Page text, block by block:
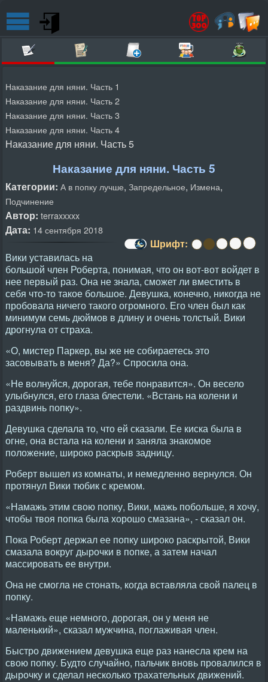
Наказание для няни. Часть 1
Наказание для няни. Часть 2
Наказание для няни. Часть 3
Наказание для няни. Часть 4
Наказание для няни. Часть 5
Наказание для няни. Часть 5
Категории: А в попку лучше, Запредельное, Измена,
Подчинение
Автор: terraxxxxx
Дата: 14 сентября 2018
Шрифт:
Вики уставилась на
большой член Роберта, понимая, что он вот-вот войдет в
нее первый раз. Она не знала, сможет ли вместить в
себя что-то такое большое. Девушка, конечно, никогда не
пробовала ничего такого огромного. Его член был как
минимум семь дюймов в длину и очень толстый. Вики
дрогнула от страха.
«О, мистер Паркер, вы же не собираетесь это
засовывать в меня? Да?» Спросила она.
«Не волнуйся, дорогая, тебе понравится». Он весело
улыбнулся, его глаза блестели. «Встань на колени и
раздвинь попку».
Девушка сделала то, что ей сказали. Ее киска была в
огне, она встала на колени и заняла знакомое
положение, широко раскрыв задницу.
Роберт вышел из комнаты, и немедленно вернулся. Он
протянул Вики тюбик с кремом.
«Намажь этим свою попку, Вики, мажь побольше, я хочу,
чтобы твоя попка была хорошо смазана», - сказал он.
Пока Роберт держал ее попку широко раскрытой, Вики
смазала вокруг дырочки в попке, а затем начал
массировать ее внутри.
Она не смогла не стонать, когда вставляла свой палец в
попку.
«Намажь еще немного, дорогая, он у меня не
маленький», сказал мужчина, поглаживая член.
Быстро движением девушка еще раз нанесла крем на
свою попку. Будто случайно, пальчик вновь провалился в
дырочку и сделал несколько трахательных движений.